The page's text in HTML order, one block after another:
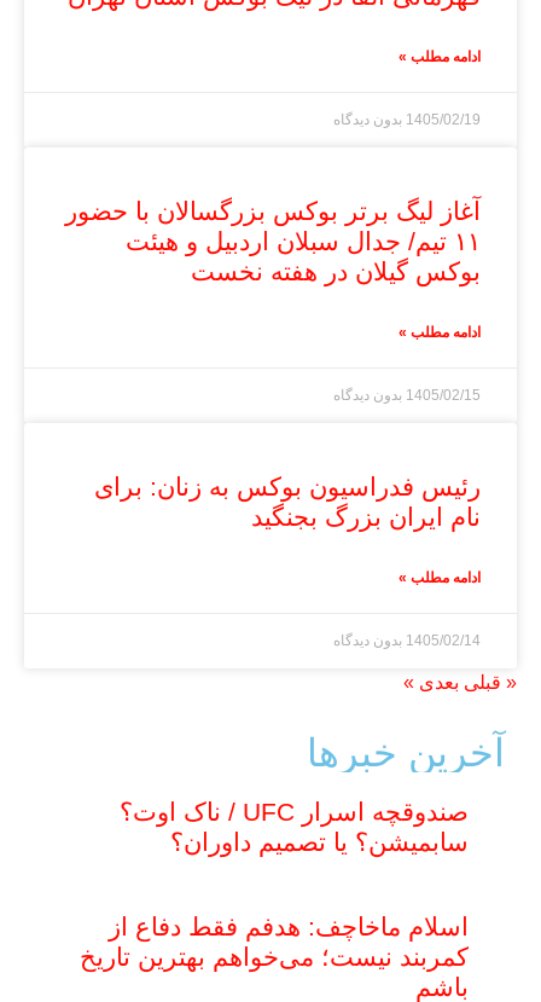
ادامه مطلب »
1405/02/19 بدون دیدگاه
آغاز لیگ برتر بوکس بزرگسالان با حضور
۱۱ تیم/ جدال سبلان اردبیل و هیئت
بوکس گیلان در هفته نخست
ادامه مطلب »
1405/02/15 بدون دیدگاه
رئیس فدراسیون بوکس به زنان: برای
نام ایران بزرگ بجنگید
ادامه مطلب »
1405/02/14 بدون دیدگاه
« قبلی بعدی »
آخرین خبر‌‌ها
صندوقچه اسرار UFC / ناک اوت؟
سابمیشن؟ یا تصمیم داوران؟
اسلام ماخاچف: هدفم فقط دفاع از
کمربند نیست؛ می‌خواهم بهترین تاریخ
باشم